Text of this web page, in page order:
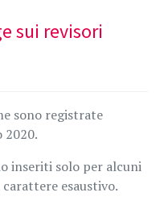
sui revisori
sono registrate
2020.
inseriti solo per alcuni
esaustivo.